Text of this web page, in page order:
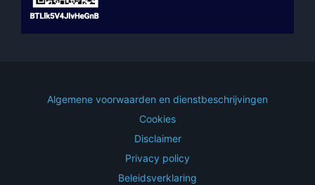
Algemene voorwaarden en dienstbeschrijvingen
Cookies
Disclaimer
Privacy policy
Beleidsverklaring